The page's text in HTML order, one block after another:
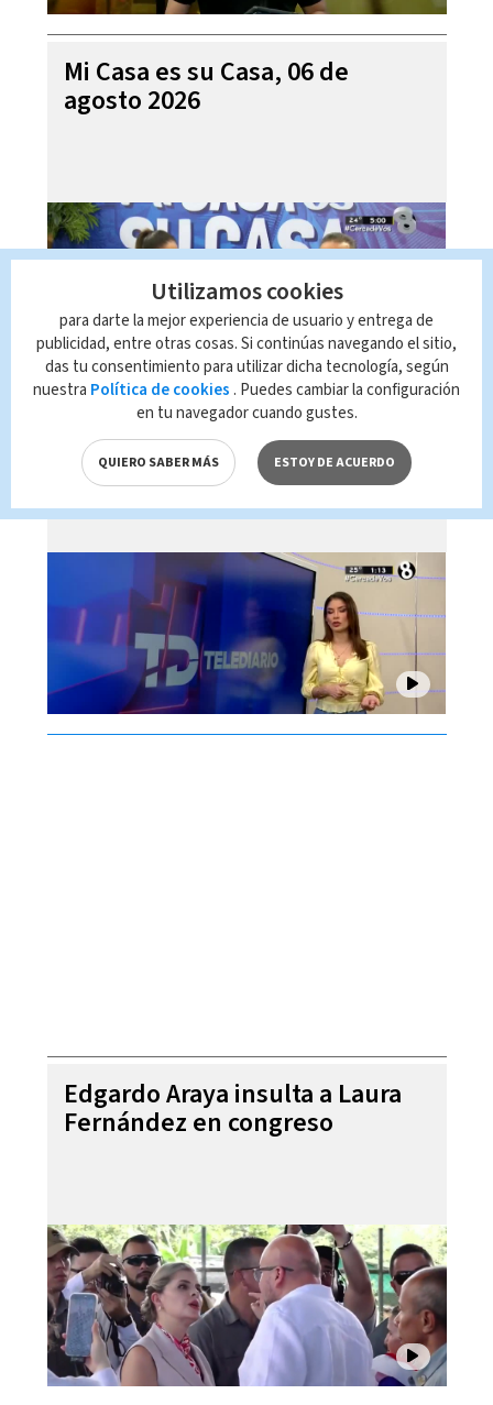
Mi Casa es su Casa, 06 de
agosto 2026
Telediario En Directo con Paula
Brenes, 06 de agosto 2026
Edgardo Araya insulta a Laura
Fernández en congreso
Utilizamos cookies
para darte la mejor experiencia de usuario y entrega de
publicidad, entre otras cosas. Si continúas navegando el sitio,
das tu consentimiento para utilizar dicha tecnología, según
nuestra Política de cookies . Puedes cambiar la configuración
en tu navegador cuando gustes.
QUIERO SABER MÁS ESTOY DE ACUERDO